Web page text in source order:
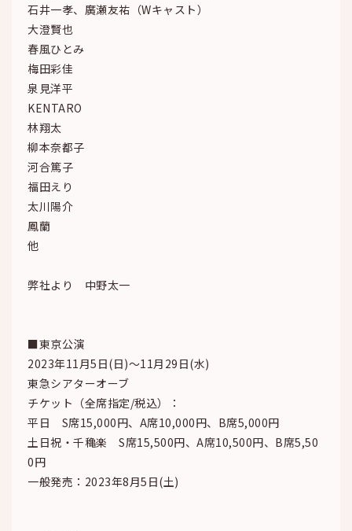
石井一孝、廣瀬友祐（Wキャスト）
大澄賢也
春風ひとみ
梅田彩佳
泉見洋平
KENTARO
林翔太
柳本奈都子
河合篤子
福田えり
太川陽介
鳳蘭
他
弊社より 中野太一
■東京公演
2023年11月5日(日)～11月29日(水)
東急シアターオーブ
チケット（全席指定/税込）：
平日 S席15,000円、A席10,000円、B席5,000円
土日祝・千穐楽 S席15,500円、A席10,500円、B席5,50
0円
一般発売：2023年8月5日(土)